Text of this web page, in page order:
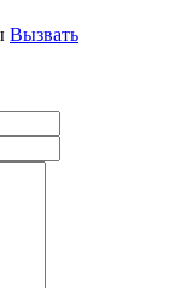
Вызвать